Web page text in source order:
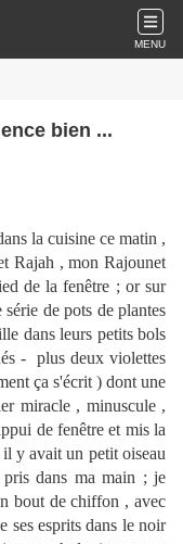
MENU
bien ...
la cuisine ce matin ,
Rajah , mon Rajounet
de la fenêtre ; or sur
de pots de plantes
dans leurs petits bols
- plus deux violettes
ça s'écrit ) dont une
miracle , minuscule ,
de fenêtre et mis la
y avait un petit oiseau
dans ma main ; je
bout de chiffon , avec
ses esprits dans le noir